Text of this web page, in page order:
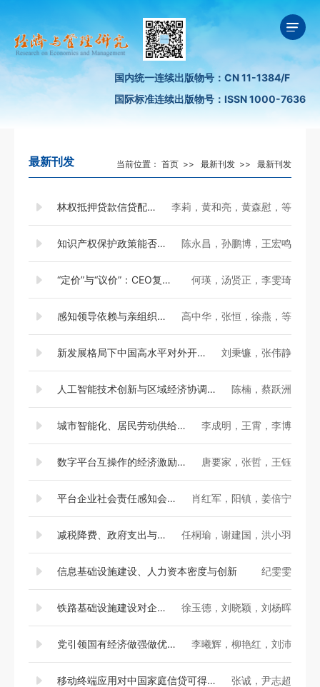
国内统一连续出版物号：CN 11-1384/F
国际标准连续出版物号：ISSN 1000-7636
当前位置： 首页 >> 最新刊发 >> 最新刊发
最新刊发
李莉，黄和亮，黄森慰，等
林权抵押贷款信贷配给的影响因素及其异质性分析——基于福建省农户调研数据的研究
陈永昌，孙鹏博，王宏鸣
知识产权保护政策能否推动企业开放式创新？——以国家知识产权示范城市政策为准实验的经验研究
何瑛，汤贤正，李雯琦
“定价”与“议价”：CEO复合型职业经历如何影响高管团队薪酬差距
高中华，张恒，徐燕，等
感知领导依赖与亲组织不道德行为——一个有调节的链式中介模型
刘秉镰，张伟静
新发展格局下中国高水平对外开放与区域协调发展：历史演进、理论逻辑与实现路径
陈楠，蔡跃洲
人工智能技术创新与区域经济协调发展——基于专利数据的技术发展状况及区域影响分析
李成明，王霄，李博
城市智能化、居民劳动供给与包容性就业——来自准自然实验的证据
唐要家，张哲，王钰
数字平台互操作的经济激励及其福利效应
肖红军，阳镇，姜倍宁
平台企业社会责任感知会激励用户参与平台治理吗？——基于网络效应的边界条件与反思
任桐瑜，谢建国，洪小羽
减税降费、政府支出与企业利润
纪雯雯
信息基础设施建设、人力资本密度与创新
徐玉德，刘晓颖，刘杨晖
铁路基础设施建设对企业避税的治理效应
李曦辉，柳艳红，刘沛
党引领国有经济做强做优做大的历程与逻辑——基于域观经济理论的视角
张诚，尹志超
移动终端应用对中国家庭信贷可得性的影响